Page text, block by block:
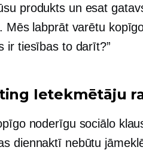
produkts un esat
Mēs labprāt varētu
ir tiesības to darīt?”
Ietekmētāju
noderīgu sociālo
diennaktī nebūtu